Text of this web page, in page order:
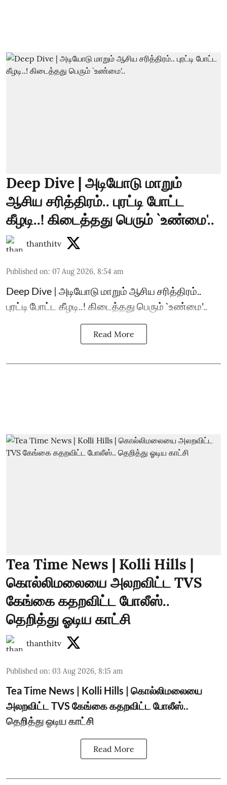
Deep Dive | அடியோடு மாறும்
ஆசிய சரித்திரம்.. புரட்டி போட்ட
கீழடி..! கிடைத்தது பெரும் `உண்மை'..
thanthitv
Published on: 07 Aug 2026, 8:54 am
Deep Dive | அடியோடு மாறும் ஆசிய சரித்திரம்..
புரட்டி போட்ட கீழடி..! கிடைத்தது பெரும் `உண்மை'..
Read More
Tea Time News | Kolli Hills |
கொல்லிமலையை அலறவிட்ட TVS
கேங்கை கதறவிட்ட போலீஸ்..
தெறித்து ஓடிய காட்சி
thanthitv
Published on: 03 Aug 2026, 8:15 am
Tea Time News | Kolli Hills | கொல்லிமலையை
அலறவிட்ட TVS கேங்கை கதறவிட்ட போலீஸ்..
தெறித்து ஓடிய காட்சி
Read More